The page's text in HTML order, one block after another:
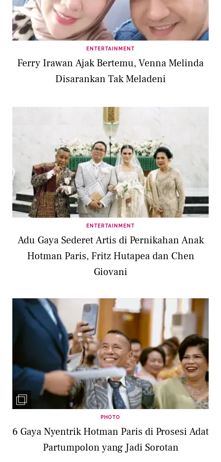
ENTERTAINMENT
Ferry Irawan Ajak Bertemu, Venna Melinda
Disarankan Tak Meladeni
ENTERTAINMENT
Adu Gaya Sederet Artis di Pernikahan Anak
Hotman Paris, Fritz Hutapea dan Chen
Giovani
PHOTO
6 Gaya Nyentrik Hotman Paris di Prosesi Adat
Partumpolon yang Jadi Sorotan